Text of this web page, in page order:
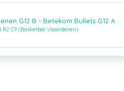
G12 B - Betekom Bullets G12 A
R2 C9 (Basketbal Vlaanderen)